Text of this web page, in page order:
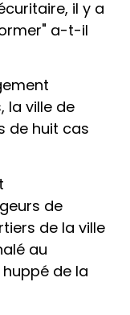
il y a
a-t-il
la ville de
de huit cas
de
de la ville
au
de la